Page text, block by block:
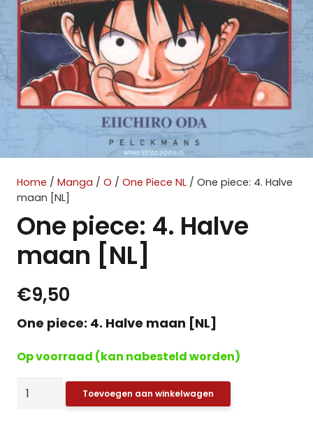
Home / Manga / O / One Piece NL / One piece: 4. Halve
maan [NL]
One piece: 4. Halve
maan [NL]
€9,50
One piece: 4. Halve maan [NL]
Op voorraad (kan nabesteld worden)
One
Toevoegen aan winkelwagen